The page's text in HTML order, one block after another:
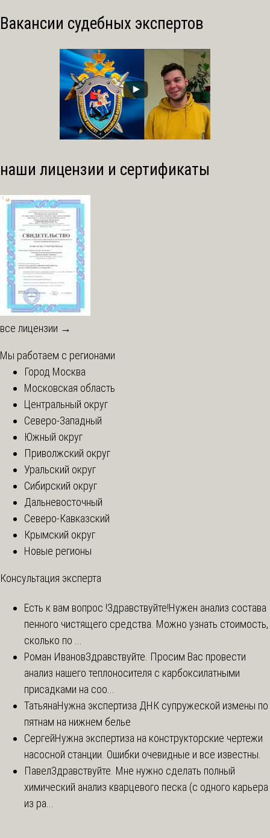
Вакансии судебных экспертов
наши лицензии и сертификаты
все лицензии →
Мы работаем с регионами
Город Москва
Московская область
Центральный округ
Северо-Западный
Южный округ
Приволжский округ
Уральский округ
Сибирский округ
Дальневосточный
Северо-Кавказский
Крымский округ
Новые регионы
Консультация эксперта
Есть к вам вопрос !Здравствуйте!Нужен анализ состава
пенного чистящего средства. Можно узнать стоимость,
сколько по ...
Роман ИвановЗдравствуйте. Просим Вас провести
анализ нашего теплоносителя с карбоксилатными
присадками на соо...
ТатьянаНужна экспертиза ДНК супружеской измены по
пятнам на нижнем белье
СергейНужна экспертиза на конструкторские чертежи
насосной станции. Ошибки очевидные и все известны.
ПавелЗдравствуйте. Мне нужно сделать полный
химический анализ кварцевого песка (с одного карьера
из ра...